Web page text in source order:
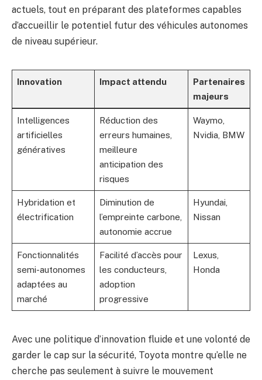
actuels, tout en préparant des plateformes capables
d’accueillir le potentiel futur des véhicules autonomes
de niveau supérieur.
Innovation Impact attendu
Partenaires
majeurs
Intelligences
artificielles
génératives
Réduction des
erreurs humaines,
meilleure
anticipation des
risques
Waymo,
Nvidia, BMW
Hybridation et
électrification
Diminution de
l’empreinte carbone,
autonomie accrue
Hyundai,
Nissan
Fonctionnalités
semi-autonomes
adaptées au
marché
Facilité d’accès pour
les conducteurs,
adoption
progressive
Lexus,
Honda
Avec une politique d’innovation fluide et une volonté de
garder le cap sur la sécurité, Toyota montre qu’elle ne
cherche pas seulement à suivre le mouvement